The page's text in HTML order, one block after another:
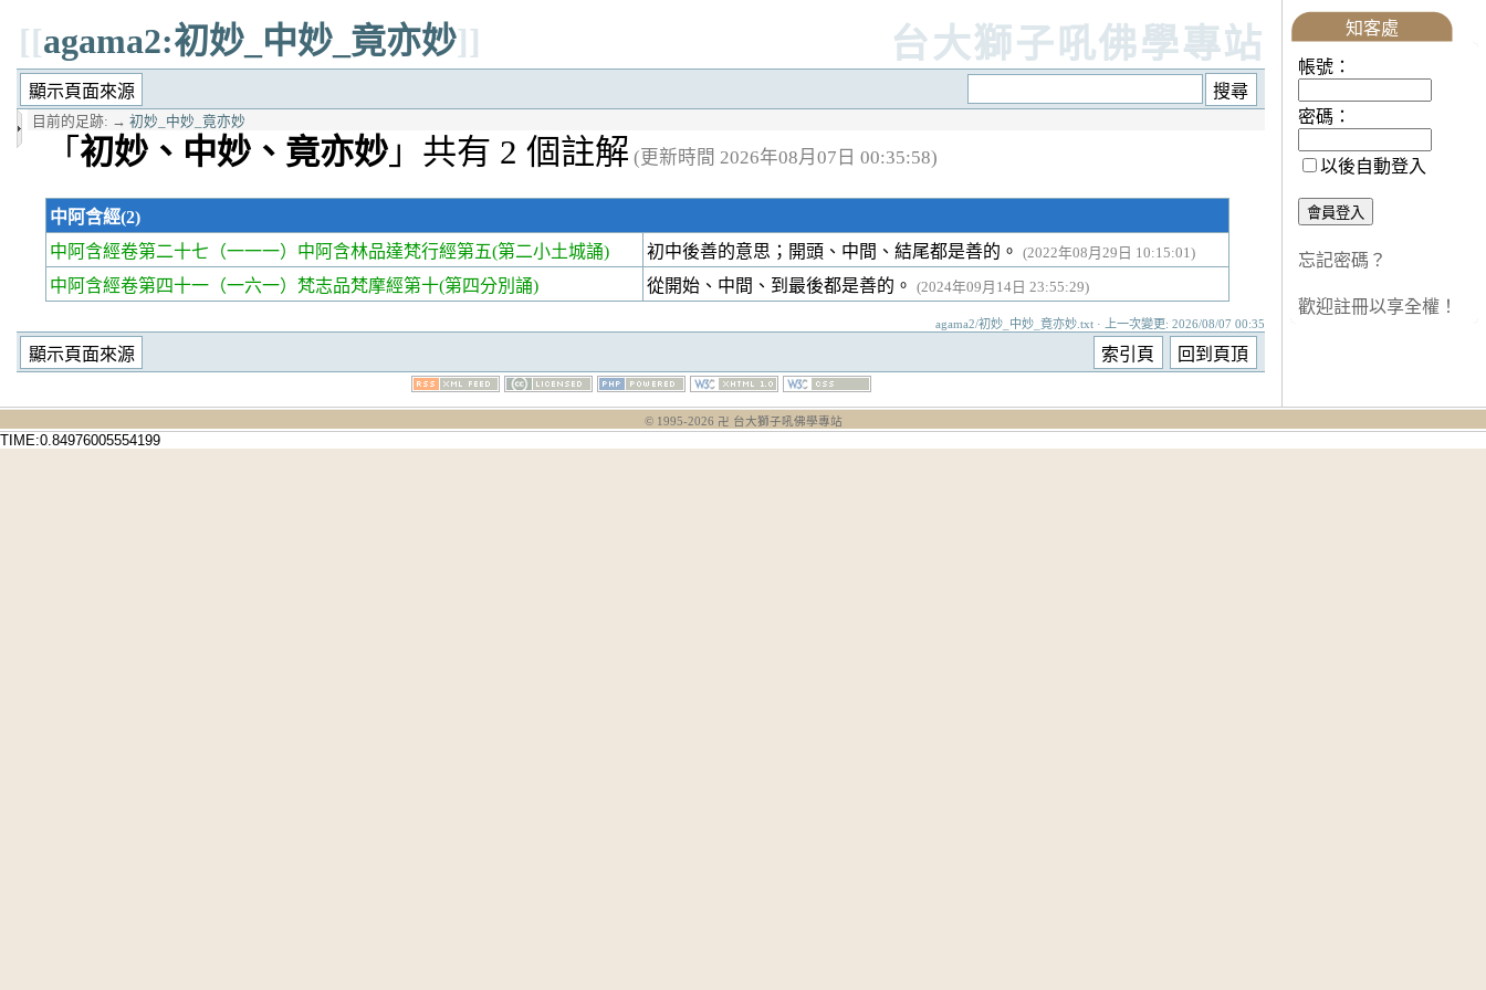
[[agama2:初妙_中妙_竟亦妙]] 台大獅子吼佛學專站
目前的足跡: → 初妙_中妙_竟亦妙
「 初妙、中妙、竟亦妙 」共有 2 個註解 (更新時間 2026年08月07日 00:35:58)
中阿含經(2)
中阿含經卷第二十七 （一一一）中阿含林品達梵行經第五(第二小土城誦) 初中後善的意思；開頭、中間、結尾都是善的。 (2022年08月29日 10:15:01)
中阿含經卷第四十一 （一六一）梵志品梵摩經第十(第四分別誦) 從開始、中間、到最後都是善的。 (2024年09月14日 23:55:29)
agama2/初妙_中妙_竟亦妙.txt · 上一次變更: 2026/08/07 00:35
知客處
帳號：
密碼：
以後自動登入
忘記密碼？
歡迎註冊以享全權！
© 1995-2026 卍 台大獅子吼佛學專站
TIME:0.84976005554199